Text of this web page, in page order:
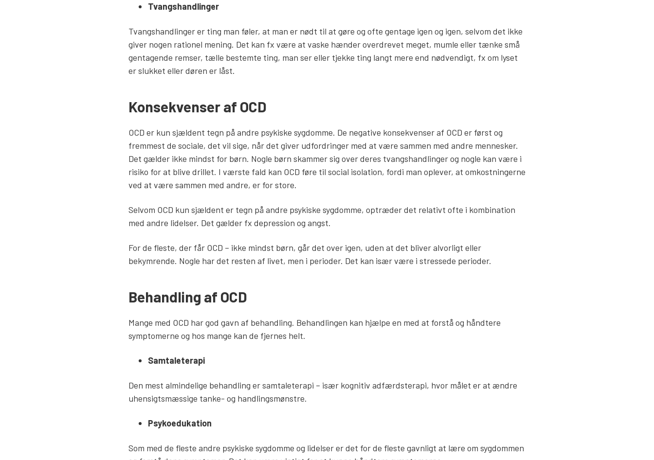
Tvangshandlinger
Tvangshandlinger er ting man føler, at man er nødt til at gøre og ofte gentage igen og igen, selvom det ikke
giver nogen rationel mening. Det kan fx være at vaske hænder overdrevet meget, mumle eller tænke små
gentagende remser, tælle bestemte ting, man ser eller tjekke ting langt mere end nødvendigt, fx om lyset
er slukket eller døren er låst.
Konsekvenser af OCD
OCD er kun sjældent tegn på andre psykiske sygdomme. De negative konsekvenser af OCD er først og
fremmest de sociale, det vil sige, når det giver udfordringer med at være sammen med andre mennesker.
Det gælder ikke mindst for børn. Nogle børn skammer sig over deres tvangshandlinger og nogle kan være i
risiko for at blive drillet. I værste fald kan OCD føre til social isolation, fordi man oplever, at omkostningerne
ved at være sammen med andre, er for store.
Selvom OCD kun sjældent er tegn på andre psykiske sygdomme, optræder det relativt ofte i kombination
med andre lidelser. Det gælder fx depression og angst.
For de fleste, der får OCD – ikke mindst børn, går det over igen, uden at det bliver alvorligt eller
bekymrende. Nogle har det resten af livet, men i perioder. Det kan især være i stressede perioder.
Behandling af OCD
Mange med OCD har god gavn af behandling. Behandlingen kan hjælpe en med at forstå og håndtere
symptomerne og hos mange kan de fjernes helt.
Samtaleterapi
Den mest almindelige behandling er samtaleterapi – især kognitiv adfærdsterapi, hvor målet er at ændre
uhensigtsmæssige tanke- og handlingsmønstre.
Psykoedukation
Som med de fleste andre psykiske sygdomme og lidelser er det for de fleste gavnligt at lære om sygdommen